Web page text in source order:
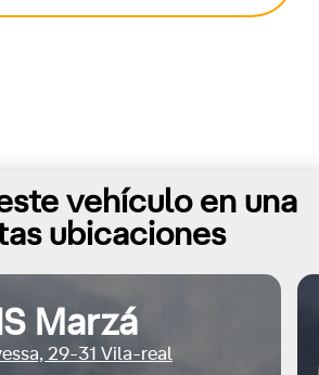
vehículo en una
ubicaciones
Marzá
29-31 Vila-real